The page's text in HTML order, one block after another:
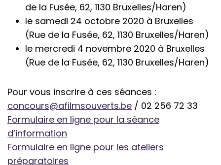
de la Fusée, 62, 1130 Bruxelles/Haren)
le samedi 24 octobre 2020 à Bruxelles
(Rue de la Fusée, 62, 1130 Bruxelles/Haren)
le mercredi 4 novembre 2020 à Bruxelles
(Rue de la Fusée, 62, 1130 Bruxelles/Haren)
Pour vous inscrire à ces séances :
concours@afilmsouverts.be / 02 256 72 33
Formulaire en ligne pour la séance
d’information
Formulaire en ligne pour les ateliers
préparatoires